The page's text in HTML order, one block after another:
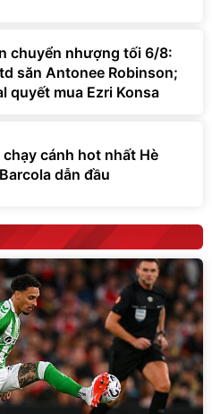
chuyển nhượng tối 6/8:
săn Antonee Robinson;
quyết mua Ezri Konsa
chạy cánh hot nhất Hè
dẫn đầu